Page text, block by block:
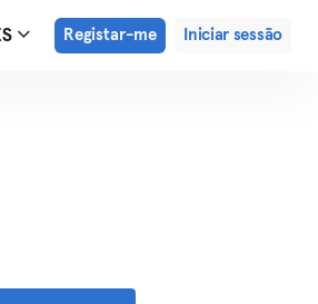
Registar-me Iniciar sessão